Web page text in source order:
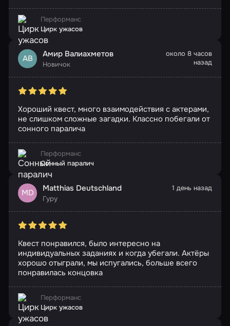
Перформанс
Цирк ужасов
АВ Амир Валиахметов
Новичок
около 8 часов
назад
Хороший квест, много взаимодействия с актерами,
не слишком сложные загадки. Классно побегали от
сонного паралича
Перформанс
Сонный паралич
MD Matthias Deutschland
Гуру
1 день назад
Квест понравился, было интересно на
индивидуальных заданиях и когда убегали. Актёры
хорошо отыграли, мы испугались, больше всего
понравилась концовка
Перформанс
Цирк ужасов